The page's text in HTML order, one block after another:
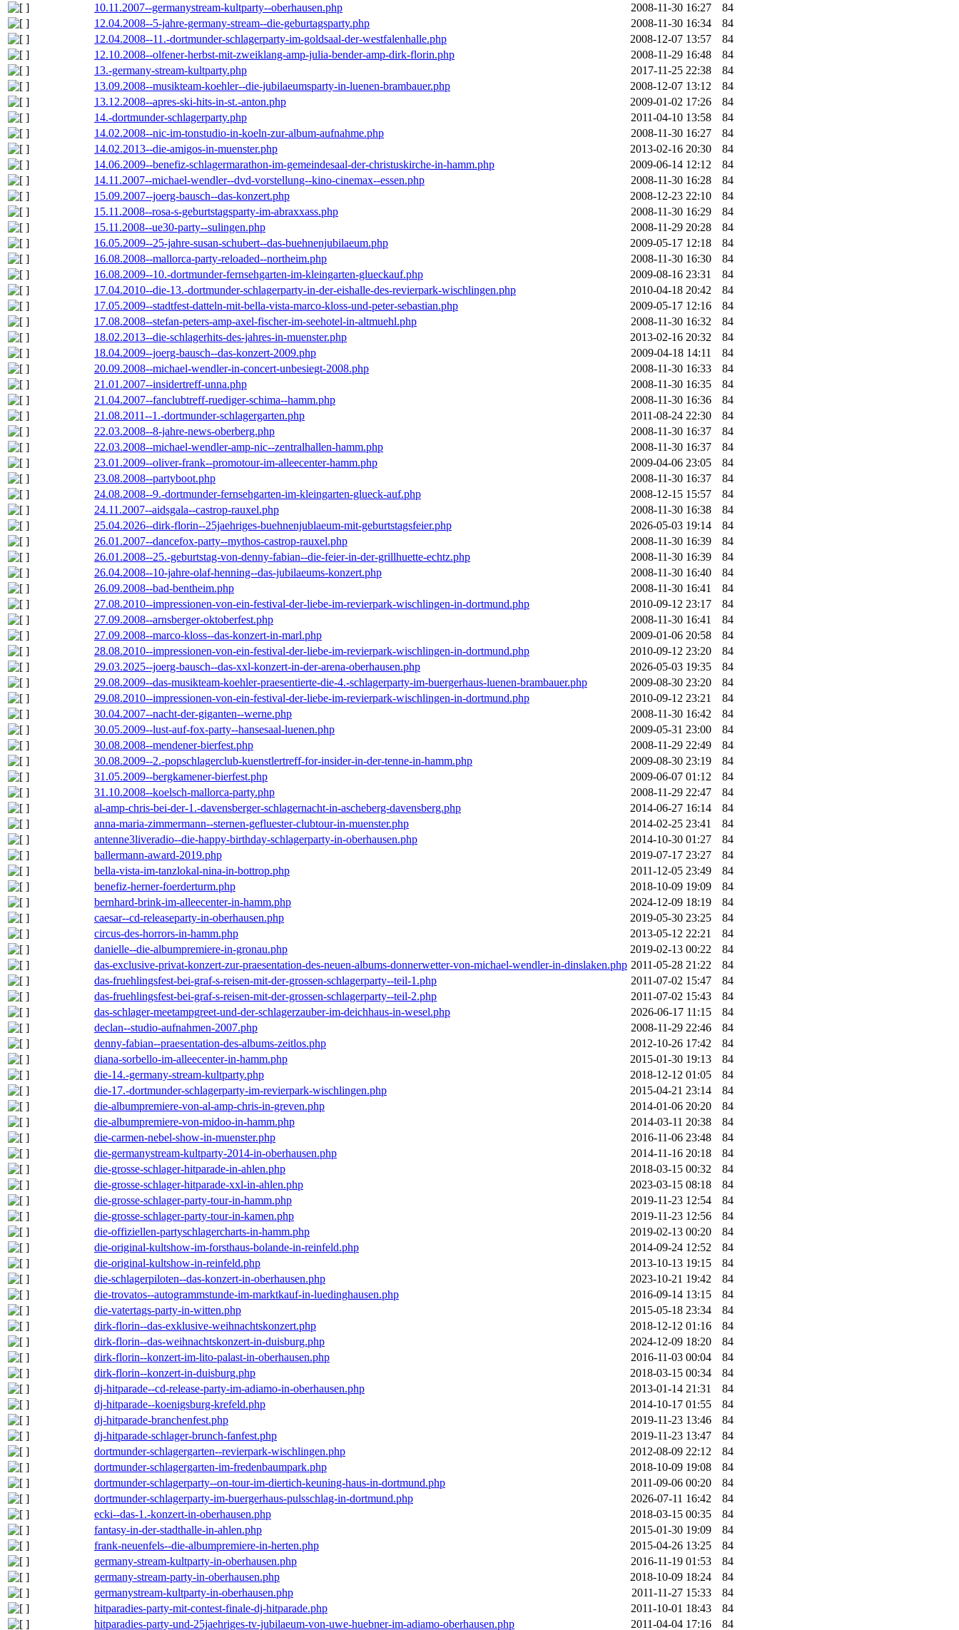
10.11.2007--germanystream-kultparty--oberhausen.php
2008-11-30 16:27
84
12.04.2008--5-jahre-germany-stream--die-geburtagsparty.php
2008-11-30 16:34
84
12.04.2008--11.-dortmunder-schlagerparty-im-goldsaal-der-westfalenhalle.php
2008-12-07 13:57
84
12.10.2008--olfener-herbst-mit-zweiklang-amp-julia-bender-amp-dirk-florin.php
2008-11-29 16:48
84
13.-germany-stream-kultparty.php
2017-11-25 22:38
84
13.09.2008--musikteam-koehler--die-jubilaeumsparty-in-luenen-brambauer.php
2008-12-07 13:12
84
13.12.2008--apres-ski-hits-in-st.-anton.php
2009-01-02 17:26
84
14.-dortmunder-schlagerparty.php
2011-04-10 13:58
84
14.02.2008--nic-im-tonstudio-in-koeln-zur-album-aufnahme.php
2008-11-30 16:27
84
14.02.2013--die-amigos-in-muenster.php
2013-02-16 20:30
84
14.06.2009--benefiz-schlagermarathon-im-gemeindesaal-der-christuskirche-in-hamm.php
2009-06-14 12:12
84
14.11.2007--michael-wendler--dvd-vorstellung--kino-cinemax--essen.php
2008-11-30 16:28
84
15.09.2007--joerg-bausch--das-konzert.php
2008-12-23 22:10
84
15.11.2008--rosa-s-geburtstagsparty-im-abraxxass.php
2008-11-30 16:29
84
15.11.2008--ue30-party--sulingen.php
2008-11-29 20:28
84
16.05.2009--25-jahre-susan-schubert--das-buehnenjubilaeum.php
2009-05-17 12:18
84
16.08.2008--mallorca-party-reloaded--northeim.php
2008-11-30 16:30
84
16.08.2009--10.-dortmunder-fernsehgarten-im-kleingarten-glueckauf.php
2009-08-16 23:31
84
17.04.2010--die-13.-dortmunder-schlagerparty-in-der-eishalle-des-revierpark-wischlingen.php
2010-04-18 20:42
84
17.05.2009--stadtfest-datteln-mit-bella-vista-marco-kloss-und-peter-sebastian.php
2009-05-17 12:16
84
17.08.2008--stefan-peters-amp-axel-fischer-im-seehotel-in-altmuehl.php
2008-11-30 16:32
84
18.02.2013--die-schlagerhits-des-jahres-in-muenster.php
2013-02-16 20:32
84
18.04.2009--joerg-bausch--das-konzert-2009.php
2009-04-18 14:11
84
20.09.2008--michael-wendler-in-concert-unbesiegt-2008.php
2008-11-30 16:33
84
21.01.2007--insidertreff-unna.php
2008-11-30 16:35
84
21.04.2007--fanclubtreff-ruediger-schima--hamm.php
2008-11-30 16:36
84
21.08.2011--1.-dortmunder-schlagergarten.php
2011-08-24 22:30
84
22.03.2008--8-jahre-news-oberberg.php
2008-11-30 16:37
84
22.03.2008--michael-wendler-amp-nic--zentralhallen-hamm.php
2008-11-30 16:37
84
23.01.2009--oliver-frank--promotour-im-alleecenter-hamm.php
2009-04-06 23:05
84
23.08.2008--partyboot.php
2008-11-30 16:37
84
24.08.2008--9.-dortmunder-fernsehgarten-im-kleingarten-glueck-auf.php
2008-12-15 15:57
84
24.11.2007--aidsgala--castrop-rauxel.php
2008-11-30 16:38
84
25.04.2026--dirk-florin--25jaehriges-buehnenjublaeum-mit-geburtstagsfeier.php
2026-05-03 19:14
84
26.01.2007--dancefox-party--mythos-castrop-rauxel.php
2008-11-30 16:39
84
26.01.2008--25.-geburtstag-von-denny-fabian--die-feier-in-der-grillhuette-echtz.php
2008-11-30 16:39
84
26.04.2008--10-jahre-olaf-henning--das-jubilaeums-konzert.php
2008-11-30 16:40
84
26.09.2008--bad-bentheim.php
2008-11-30 16:41
84
27.08.2010--impressionen-von-ein-festival-der-liebe-im-revierpark-wischlingen-in-dortmund.php
2010-09-12 23:17
84
27.09.2008--arnsberger-oktoberfest.php
2008-11-30 16:41
84
27.09.2008--marco-kloss--das-konzert-in-marl.php
2009-01-06 20:58
84
28.08.2010--impressionen-von-ein-festival-der-liebe-im-revierpark-wischlingen-in-dortmund.php
2010-09-12 23:20
84
29.03.2025--joerg-bausch--das-xxl-konzert-in-der-arena-oberhausen.php
2026-05-03 19:35
84
29.08.2009--das-musikteam-koehler-praesentierte-die-4.-schlagerparty-im-buergerhaus-luenen-brambauer.php
2009-08-30 23:20
84
29.08.2010--impressionen-von-ein-festival-der-liebe-im-revierpark-wischlingen-in-dortmund.php
2010-09-12 23:21
84
30.04.2007--nacht-der-giganten--werne.php
2008-11-30 16:42
84
30.05.2009--lust-auf-fox-party--hansesaal-luenen.php
2009-05-31 23:00
84
30.08.2008--mendener-bierfest.php
2008-11-29 22:49
84
30.08.2009--2.-popschlagerclub-kuenstlertreff-for-insider-in-der-tenne-in-hamm.php
2009-08-30 23:19
84
31.05.2009--bergkamener-bierfest.php
2009-06-07 01:12
84
31.10.2008--koelsch-mallorca-party.php
2008-11-29 22:47
84
al-amp-chris-bei-der-1.-davensberger-schlagernacht-in-ascheberg-davensberg.php
2014-06-27 16:14
84
anna-maria-zimmermann--sternen-gefluester-clubtour-in-muenster.php
2014-02-25 23:41
84
antenne3liveradio--die-happy-birthday-schlagerparty-in-oberhausen.php
2014-10-30 01:27
84
ballermann-award-2019.php
2019-07-17 23:27
84
bella-vista-im-tanzlokal-nina-in-bottrop.php
2011-12-05 23:49
84
benefiz-herner-foerderturm.php
2018-10-09 19:09
84
bernhard-brink-im-alleecenter-in-hamm.php
2024-12-09 18:19
84
caesar--cd-releaseparty-in-oberhausen.php
2019-05-30 23:25
84
circus-des-horrors-in-hamm.php
2013-05-12 22:21
84
danielle--die-albumpremiere-in-gronau.php
2019-02-13 00:22
84
das-exclusive-privat-konzert-zur-praesentation-des-neuen-albums-donnerwetter-von-michael-wendler-in-dinslaken.php 2011-05-28 21:22
84
das-fruehlingsfest-bei-graf-s-reisen-mit-der-grossen-schlagerparty--teil-1.php
2011-07-02 15:47
84
das-fruehlingsfest-bei-graf-s-reisen-mit-der-grossen-schlagerparty--teil-2.php
2011-07-02 15:43
84
das-schlager-meetampgreet-und-der-schlagerzauber-im-deichhaus-in-wesel.php
2026-06-17 11:15
84
declan--studio-aufnahmen-2007.php
2008-11-29 22:46
84
denny-fabian--praesentation-des-albums-zeitlos.php
2012-10-26 17:42
84
diana-sorbello-im-alleecenter-in-hamm.php
2015-01-30 19:13
84
die-14.-germany-stream-kultparty.php
2018-12-12 01:05
84
die-17.-dortmunder-schlagerparty-im-revierpark-wischlingen.php
2015-04-21 23:14
84
die-albumpremiere-von-al-amp-chris-in-greven.php
2014-01-06 20:20
84
die-albumpremiere-von-midoo-in-hamm.php
2014-03-11 20:38
84
die-carmen-nebel-show-in-muenster.php
2016-11-06 23:48
84
die-germanystream-kultparty-2014-in-oberhausen.php
2014-11-16 20:18
84
die-grosse-schlager-hitparade-in-ahlen.php
2018-03-15 00:32
84
die-grosse-schlager-hitparade-xxl-in-ahlen.php
2023-03-15 08:18
84
die-grosse-schlager-party-tour-in-hamm.php
2019-11-23 12:54
84
die-grosse-schlager-party-tour-in-kamen.php
2019-11-23 12:56
84
die-offiziellen-partyschlagercharts-in-hamm.php
2019-02-13 00:20
84
die-original-kultshow-im-forsthaus-bolande-in-reinfeld.php
2014-09-24 12:52
84
die-original-kultshow-in-reinfeld.php
2013-10-13 19:15
84
die-schlagerpiloten--das-konzert-in-oberhausen.php
2023-10-21 19:42
84
die-trovatos--autogrammstunde-im-marktkauf-in-luedinghausen.php
2016-09-14 13:15
84
die-vatertags-party-in-witten.php
2015-05-18 23:34
84
dirk-florin--das-exklusive-weihnachtskonzert.php
2018-12-12 01:16
84
dirk-florin--das-weihnachtskonzert-in-duisburg.php
2024-12-09 18:20
84
dirk-florin--konzert-im-lito-palast-in-oberhausen.php
2016-11-03 00:04
84
dirk-florin--konzert-in-duisburg.php
2018-03-15 00:34
84
dj-hitparade--cd-release-party-im-adiamo-in-oberhausen.php
2013-01-14 21:31
84
dj-hitparade--koenigsburg-krefeld.php
2014-10-17 01:55
84
dj-hitparade-branchenfest.php
2019-11-23 13:46
84
dj-hitparade-schlager-brunch-fanfest.php
2019-11-23 13:47
84
dortmunder-schlagergarten--revierpark-wischlingen.php
2012-08-09 22:12
84
dortmunder-schlagergarten-im-fredenbaumpark.php
2018-10-09 19:08
84
dortmunder-schlagerparty--on-tour-im-diertich-keuning-haus-in-dortmund.php
2011-09-06 00:20
84
dortmunder-schlagerparty-im-buergerhaus-pulsschlag-in-dortmund.php
2026-07-11 16:42
84
ecki--das-1.-konzert-in-oberhausen.php
2018-03-15 00:35
84
fantasy-in-der-stadthalle-in-ahlen.php
2015-01-30 19:09
84
frank-neuenfels--die-albumpremiere-in-herten.php
2015-04-26 13:25
84
germany-stream-kultparty-in-oberhausen.php
2016-11-19 01:53
84
germany-stream-party-in-oberhausen.php
2018-10-09 18:24
84
germanystream-kultparty-in-oberhausen.php
2011-11-27 15:33
84
hitparadies-party-mit-contest-finale-dj-hitparade.php
2011-10-01 18:43
84
hitparadies-party-und-25jaehriges-tv-jubilaeum-von-uwe-huebner-im-adiamo-oberhausen.php
2011-04-04 17:16 84